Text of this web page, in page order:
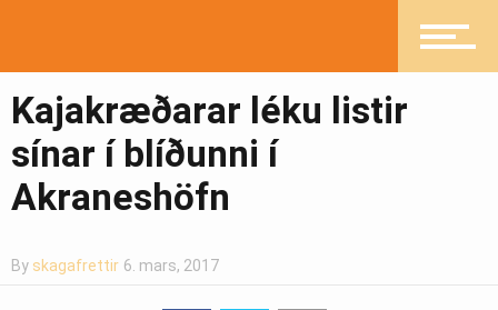
Mannlíf
Kajakræðarar léku listir
sínar í blíðunni í
Akraneshöfn
By skagafrettir 6. mars, 2017